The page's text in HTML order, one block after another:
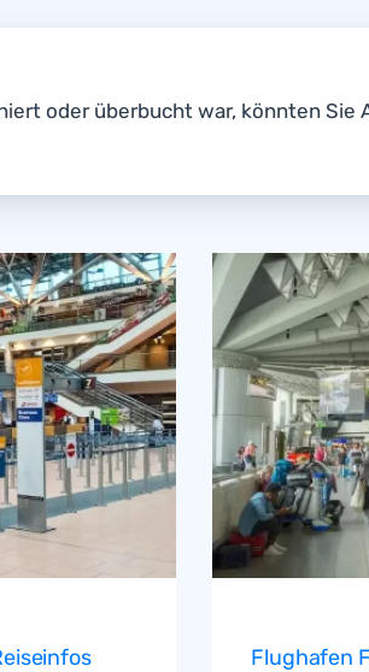
oder überbucht war, könnten Sie
Flughafen